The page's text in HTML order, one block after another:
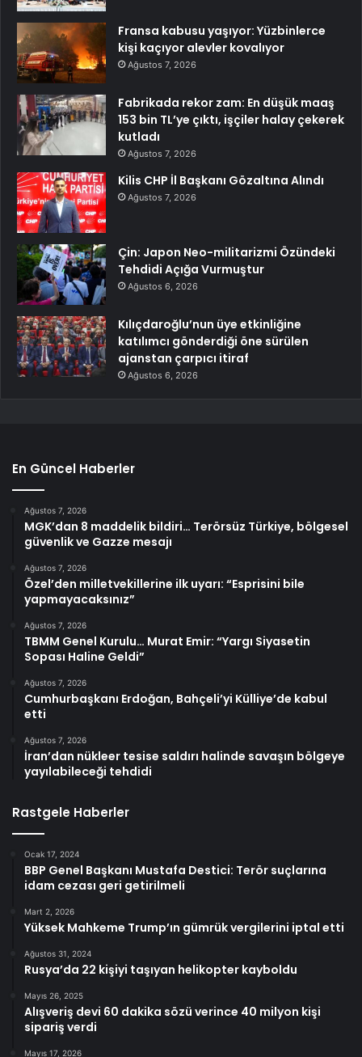
Fransa kabusu yaşıyor: Yüzbinlerce
kişi kaçıyor alevler kovalıyor
Ağustos 7, 2026
Fabrikada rekor zam: En düşük maaş
153 bin TL’ye çıktı, işçiler halay çekerek
kutladı
Ağustos 7, 2026
Kilis CHP İl Başkanı Gözaltına Alındı
Ağustos 7, 2026
Çin: Japon Neo-militarizmi Özündeki
Tehdidi Açığa Vurmuştur
Ağustos 6, 2026
Kılıçdaroğlu’nun üye etkinliğine
katılımcı gönderdiği öne sürülen
ajanstan çarpıcı itiraf
Ağustos 6, 2026
En Güncel Haberler
Ağustos 7, 2026
MGK’dan 8 maddelik bildiri… Terörsüz Türkiye, bölgesel
güvenlik ve Gazze mesajı
Ağustos 7, 2026
Özel’den milletvekillerine ilk uyarı: “Esprisini bile
yapmayacaksınız”
Ağustos 7, 2026
TBMM Genel Kurulu… Murat Emir: “Yargı Siyasetin
Sopası Haline Geldi”
Ağustos 7, 2026
Cumhurbaşkanı Erdoğan, Bahçeli’yi Külliye’de kabul
etti
Ağustos 7, 2026
İran’dan nükleer tesise saldırı halinde savaşın bölgeye
yayılabileceği tehdidi
Rastgele Haberler
Ocak 17, 2024
BBP Genel Başkanı Mustafa Destici: Terör suçlarına
idam cezası geri getirilmeli
Mart 2, 2026
Yüksek Mahkeme Trump’ın gümrük vergilerini iptal etti
Ağustos 31, 2024
Rusya’da 22 kişiyi taşıyan helikopter kayboldu
Mayıs 26, 2025
Alışveriş devi 60 dakika sözü verince 40 milyon kişi
sipariş verdi
Mayıs 17, 2026